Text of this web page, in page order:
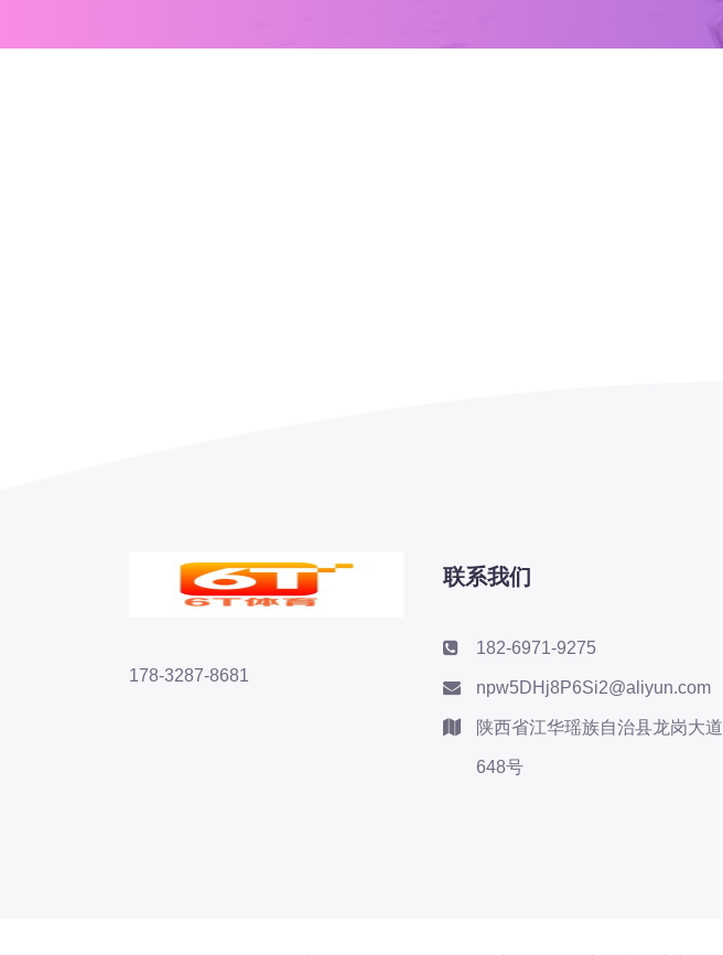
178-3287-8681
联系我们
182-6971-9275
npw5DHj8P6Si2@aliyun.com
陕西省江华瑶族自治县龙岗大道
648号